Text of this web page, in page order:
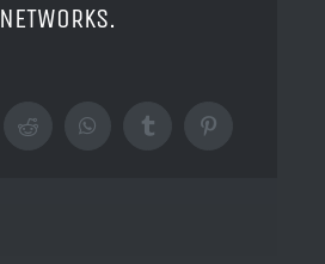
NETWORKS.
RedditWhatsAppTumblrPinterest